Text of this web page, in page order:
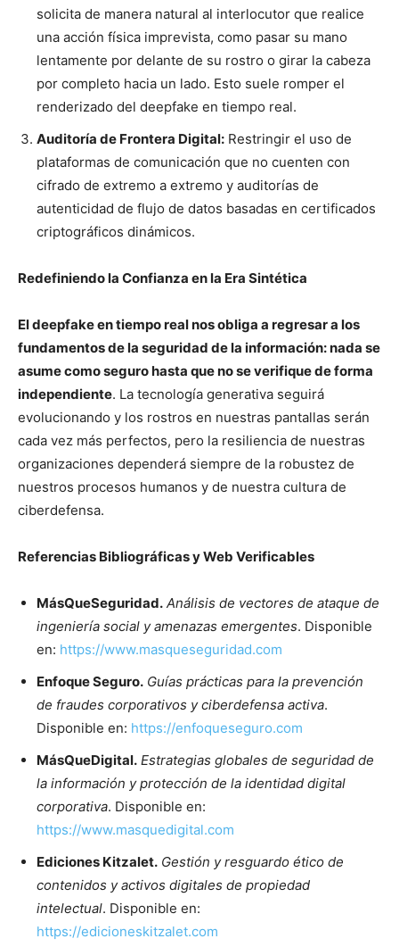
solicita de manera natural al interlocutor que realice
una acción física imprevista, como pasar su mano
lentamente por delante de su rostro o girar la cabeza
por completo hacia un lado. Esto suele romper el
renderizado del deepfake en tiempo real.
Auditoría de Frontera Digital: Restringir el uso de
plataformas de comunicación que no cuenten con
cifrado de extremo a extremo y auditorías de
autenticidad de flujo de datos basadas en certificados
criptográficos dinámicos.
Redefiniendo la Confianza en la Era Sintética
El deepfake en tiempo real nos obliga a regresar a los
fundamentos de la seguridad de la información: nada se
asume como seguro hasta que no se verifique de forma
independiente. La tecnología generativa seguirá
evolucionando y los rostros en nuestras pantallas serán
cada vez más perfectos, pero la resiliencia de nuestras
organizaciones dependerá siempre de la robustez de
nuestros procesos humanos y de nuestra cultura de
ciberdefensa.
Referencias Bibliográficas y Web Verificables
MásQueSeguridad. Análisis de vectores de ataque de
ingeniería social y amenazas emergentes. Disponible
en: https://www.masqueseguridad.com
Enfoque Seguro. Guías prácticas para la prevención
de fraudes corporativos y ciberdefensa activa.
Disponible en: https://enfoqueseguro.com
MásQueDigital. Estrategias globales de seguridad de
la información y protección de la identidad digital
corporativa. Disponible en:
https://www.masquedigital.com
Ediciones Kitzalet. Gestión y resguardo ético de
contenidos y activos digitales de propiedad
intelectual. Disponible en:
https://edicioneskitzalet.com